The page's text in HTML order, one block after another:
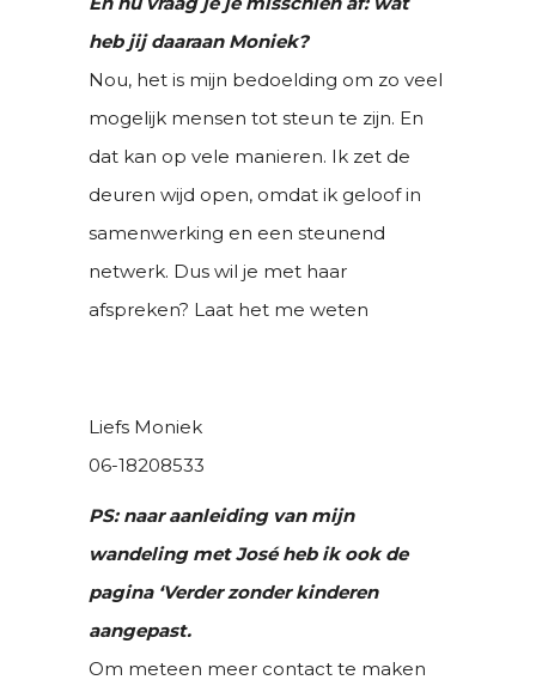
heb jij daaraan Moniek?
Nou, het is mijn bedoelding om zo veel
mogelijk mensen tot steun te zijn. En
dat kan op vele manieren. Ik zet de
deuren wijd open, omdat ik geloof in
samenwerking en een steunend
netwerk. Dus wil je met haar
afspreken? Laat het me weten
Liefs Moniek
06-18208533
PS: naar aanleiding van mijn
wandeling met José heb ik ook de
pagina ‘Verder zonder kinderen
aangepast.
Om meteen meer contact te maken